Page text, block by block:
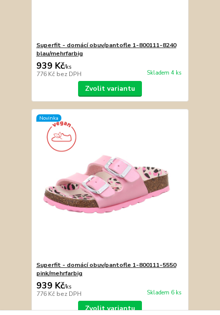
Superfit - domácí obuv/pantofle 1-800111-8240
blau/mehrfarbig
939 Kč/ks
776 Kč bez DPH Skladem 4 ks
Zvolit variantu
Novinka
Superfit - domácí obuv/pantofle 1-800111-5550
pink/mehrfarbig
939 Kč/ks
776 Kč bez DPH Skladem 6 ks
Zvolit variantu